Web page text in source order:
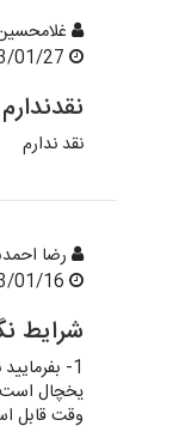
نقدندارم
نقد ندارم
رضا
شرایط
1-
وقت قابل